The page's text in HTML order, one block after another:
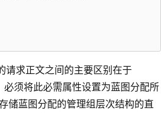
请求正文之间的主要区别在于
必须将此必需属性设置为蓝图分配所
储蓝图分配的管理组层次结构的直